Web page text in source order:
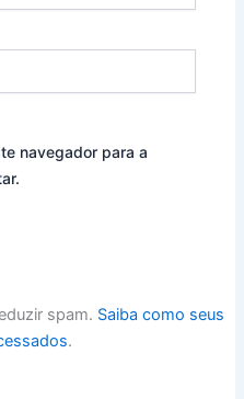
navegador para a
spam. Saiba como seus
.